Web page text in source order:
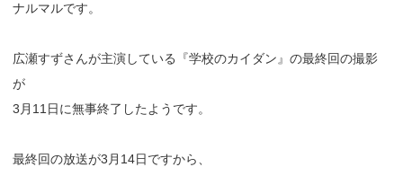
ナルマルです。
広瀬すずさんが主演している『学校のカイダン』の最終回の撮影
が
3月11日に無事終了したようです。
最終回の放送が3月14日ですから、